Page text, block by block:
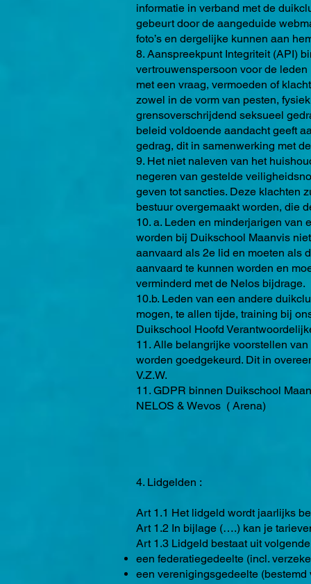
informatie in verband met de
gebeurt door de aangeduide
foto’s en dergelijke kunnen aan
8. Aanspreekpunt Integriteit (API)
vertrouwenspersoon voor de
met een vraag, vermoeden of
zowel in de vorm van pesten,
grensoverschrijdend seksueel
beleid voldoende aandacht geeft
gedrag, dit in samenwerking met
9. Het niet naleven van het
negeren van gestelde
geven tot sancties. Deze klachten
bestuur overgemaakt worden, die
10. a. Leden en minderjarigen
worden bij Duikschool Maanvis
aanvaard als 2e lid en moeten als
aanvaard te kunnen worden en
verminderd met de Nelos bijdrage.
10.b. Leden van een andere
mogen, te allen tijde, training bij
Duikschool Hoofd
11. Alle belangrijke voorstellen
worden goedgekeurd. Dit in
V.Z.W.
11. GDPR binnen Duikschool
NELOS & Wevos ( Arena)
4. Lidgelden :
Art 1.1 Het lidgeld wordt jaarlijks
Art 1.2 In bijlage (….) kan je
Art 1.3 Lidgeld bestaat uit
een federatiegedeelte (incl.
een verenigingsgedeelte